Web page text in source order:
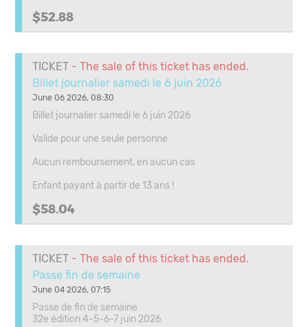
$52.88
TICKET - The sale of this ticket has ended.
Billet journalier samedi le 6 juin 2026
June 06 2026, 08:30
Billet journalier samedi le 6 juin 2026
Valide pour une seule personne
Aucun remboursement, en aucun cas
Enfant payant à partir de 13 ans !
$58.04
TICKET - The sale of this ticket has ended.
Passe fin de semaine
June 04 2026, 07:15
Passe de fin de semaine
32e édition 4-5-6-7 juin 2026